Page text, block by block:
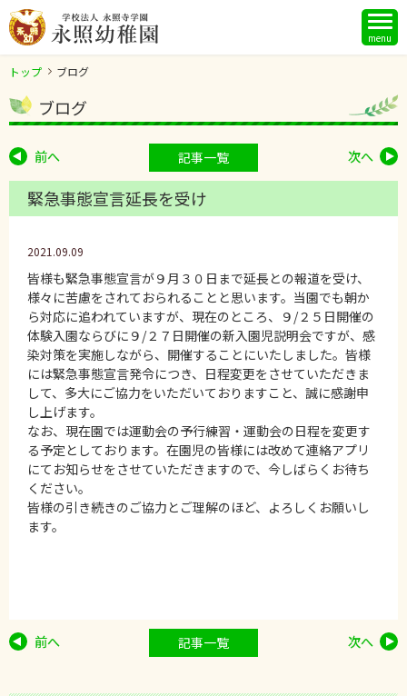
menu
トップ ブログ
ブログ
前へ 次へ
記事一覧
緊急事態宣言延長を受け
2021.09.09
皆様も緊急事態宣言が９月３０日まで延長との報道を受け、
様々に苦慮をされておられることと思います。当園でも朝か
ら対応に追われていますが、現在のところ、９/２５日開催の
体験入園ならびに９/２７日開催の新入園児説明会ですが、感
染対策を実施しながら、開催することにいたしました。皆様
には緊急事態宣言発令につき、日程変更をさせていただきま
して、多大にご協力をいただいておりますこと、誠に感謝申
し上げます。
なお、現在園では運動会の予行練習・運動会の日程を変更す
る予定としております。在園児の皆様には改めて連絡アプリ
にてお知らせをさせていただきますので、今しばらくお待ち
ください。
皆様の引き続きのご協力とご理解のほど、よろしくお願いし
ます。
前へ 次へ
記事一覧